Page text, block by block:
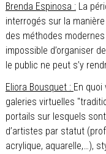
Brenda Espinosa :La
interrogés sur la
des méthodes
impossible d’organiser
le public ne peut s’y
Eliora Bousquet : En
galeries virtuelles
portails sur lesquels
d’artistes par statut
acrylique, aquarelle,…),